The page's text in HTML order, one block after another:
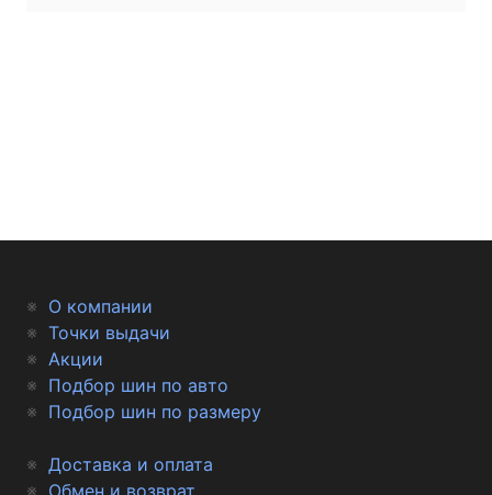
О компании
Точки выдачи
Акции
Подбор шин по авто
Подбор шин по размеру
Доставка и оплата